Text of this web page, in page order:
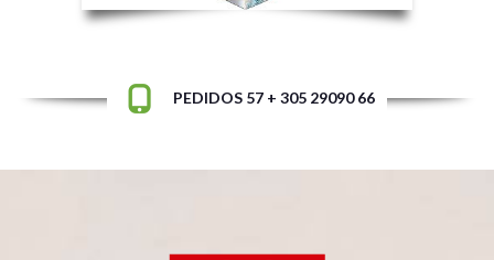
PEDIDOS 57 + 305 29090 66